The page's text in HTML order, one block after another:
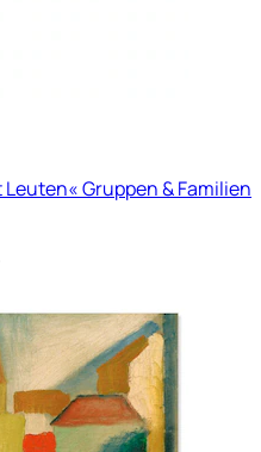
Gruppen & Familien